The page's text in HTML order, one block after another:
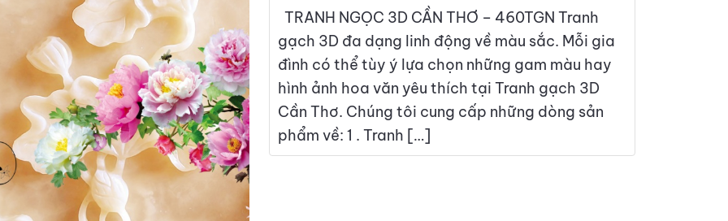
TRANH NGỌC 3D CẦN THƠ – 460TGN Tranh
gạch 3D đa dạng linh động về màu sắc. Mỗi gia
đình có thể tùy ý lựa chọn những gam màu hay
hình ảnh hoa văn yêu thích tại Tranh gạch 3D
Cần Thơ. Chúng tôi cung cấp những dòng sản
phẩm về: 1 . Tranh […]